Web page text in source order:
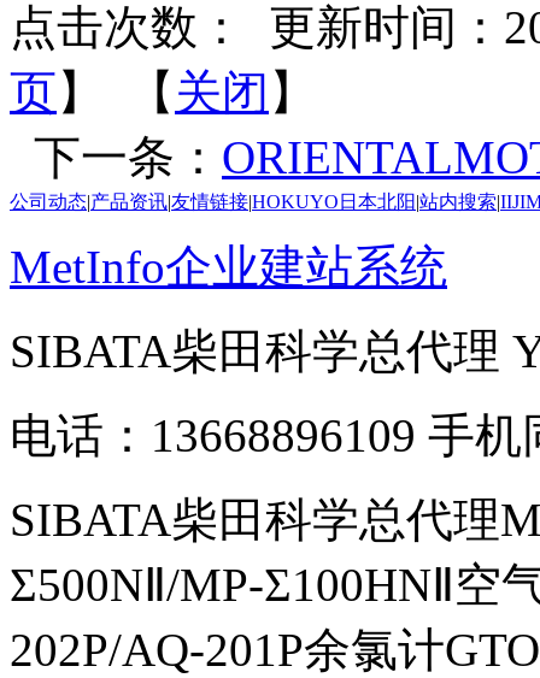
点击次数：
更新时间：
页】 【 关闭 】
下一条：
公司动态|产品资讯|友情链接|HOKUYO日本北阳|站内搜索|
MetInfo企业建站系统
SIBATA柴田科学总代理
电话：13668896109 手机
SIBATA柴田科学总代理
Σ500NⅡ/MP-Σ100HNⅡ空
202P/AQ-201P余氯计